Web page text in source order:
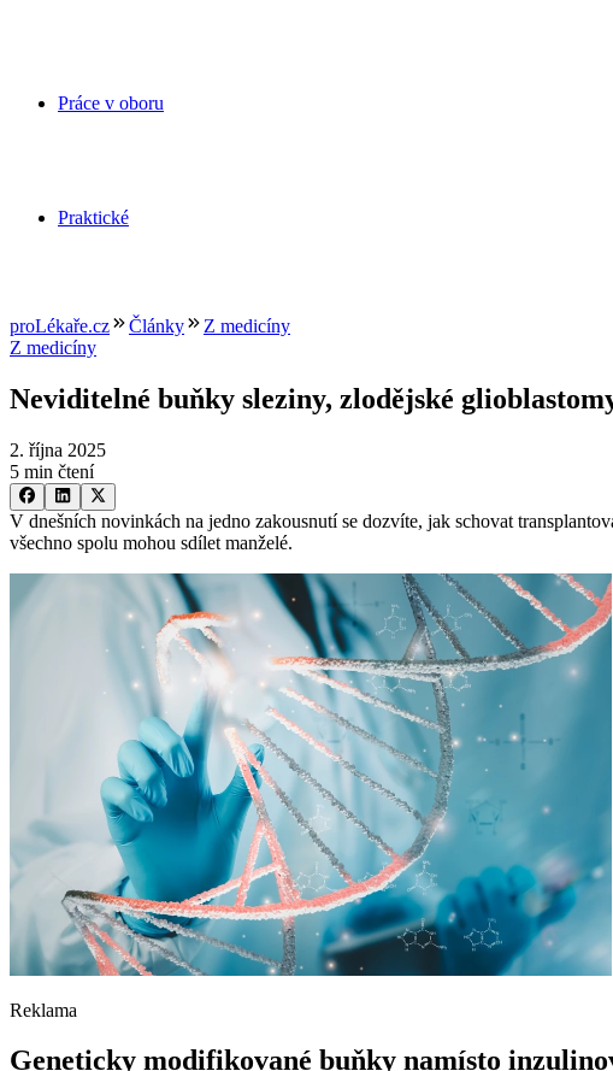
Práce v oboru
Praktické
proLékaře.cz Články
Z medicíny
Z medicíny
Neviditelné buňky sleziny, zlodějské
2. října 2025
5 min čtení
V dnešních novinkách na jedno zakousnutí se dozvíte, jak schovat
všechno spolu mohou sdílet manželé.
Reklama
Geneticky modifikované buňky namísto